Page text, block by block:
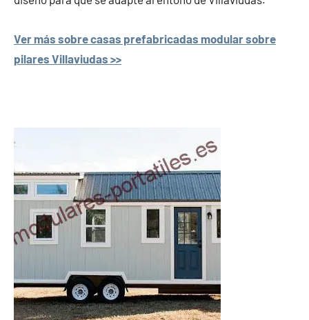
Ver más sobre casas prefabricadas modular sobre
pilares Villaviudas >>